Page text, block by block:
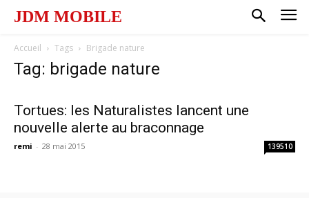
JDM MOBILE
Accueil Tags Brigade nature
Tag: brigade nature
Tortues: les Naturalistes lancent une
nouvelle alerte au braconnage
remi - 28 mai 2015 139510